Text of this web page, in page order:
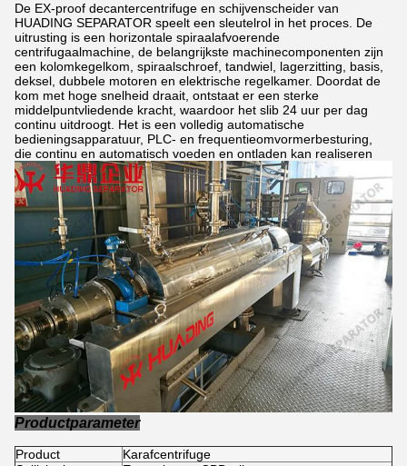
De EX-proof decantercentrifuge en schijvenscheider van
HUADING SEPARATOR speelt een sleutelrol in het proces. De
uitrusting is een horizontale spiraalafvoerende
centrifugaalmachine, de belangrijkste machinecomponenten zijn
een kolomkegelkom, spiraalschroef, tandwiel, lagerzitting, basis,
deksel, dubbele motoren en elektrische regelkamer. Doordat de
kom met hoge snelheid draait, ontstaat er een sterke
middelpuntvliedende kracht, waardoor het slib 24 uur per dag
continu uitdroogt. Het is een volledig automatische
bedieningsapparatuur, PLC- en frequentieomvormerbesturing,
die continu en automatisch voeden en ontladen kan realiseren
Productparameter
Product
Karafcentrifuge